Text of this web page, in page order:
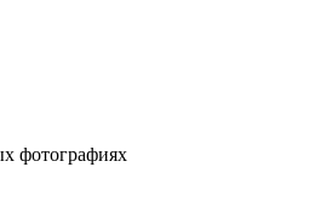
фотографиях